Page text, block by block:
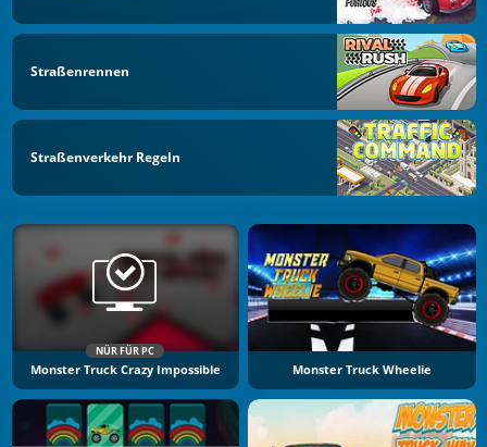
Straßenrennen
Straßenverkehr Regeln
NÜR FÜR PC
Monster Truck Crazy Impossible Monster Truck Wheelie